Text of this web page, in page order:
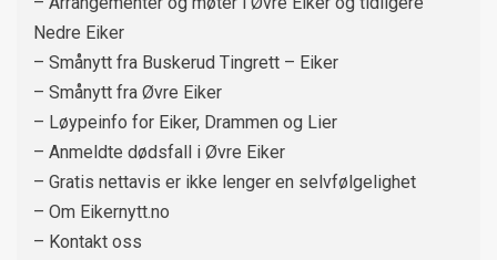
Nedre Eiker
– Smånytt fra Buskerud Tingrett – Eiker
– Smånytt fra Øvre Eiker
– Løypeinfo for Eiker, Drammen og Lier
– Anmeldte dødsfall i Øvre Eiker
– Gratis nettavis er ikke lenger en selvfølgelighet
– Om Eikernytt.no
– Kontakt oss